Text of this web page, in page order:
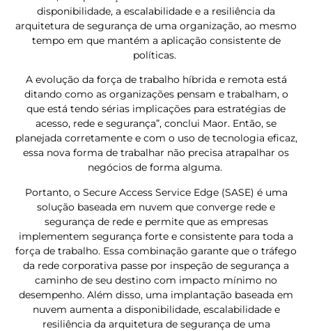
disponibilidade, a escalabilidade e a resiliência da
arquitetura de segurança de uma organização, ao mesmo
tempo em que mantém a aplicação consistente de
políticas.
A evolução da força de trabalho híbrida e remota está
ditando como as organizações pensam e trabalham, o
que está tendo sérias implicações para estratégias de
acesso, rede e segurança”, conclui Maor. Então, se
planejada corretamente e com o uso de tecnologia eficaz,
essa nova forma de trabalhar não precisa atrapalhar os
negócios de forma alguma.
Portanto, o Secure Access Service Edge (SASE) é uma
solução baseada em nuvem que converge rede e
segurança de rede e permite que as empresas
implementem segurança forte e consistente para toda a
força de trabalho. Essa combinação garante que o tráfego
da rede corporativa passe por inspeção de segurança a
caminho de seu destino com impacto mínimo no
desempenho. Além disso, uma implantação baseada em
nuvem aumenta a disponibilidade, escalabilidade e
resiliência da arquitetura de segurança de uma